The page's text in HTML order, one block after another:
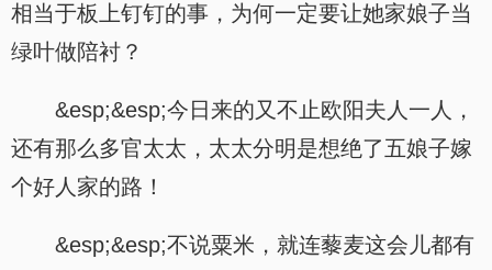
相当于板上钉钉的事，为何一定要让她家娘子当
绿叶做陪衬？
&esp;&esp;今日来的又不止欧阳夫人一人，
还有那么多官太太，太太分明是想绝了五娘子嫁
个好人家的路！
&esp;&esp;不说粟米，就连藜麦这会儿都有